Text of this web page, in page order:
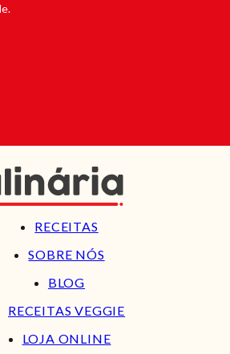
RECEITAS
SOBRE NÓS
BLOG
RECEITAS VEGGIE
LOJA ONLINE